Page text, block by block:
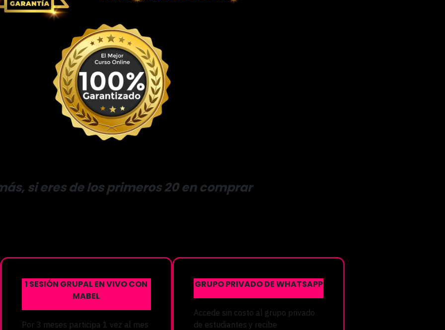
si eres de los primeros 20 en comprar
1 SESIÓN GRUPAL EN VIVO CON
MABEL
Por 3 meses participa 1 vez al mes
GRUPO PRIVADO DE WHATSAPP
Accede sin costo al grupo privado
de estudiantes y recibe